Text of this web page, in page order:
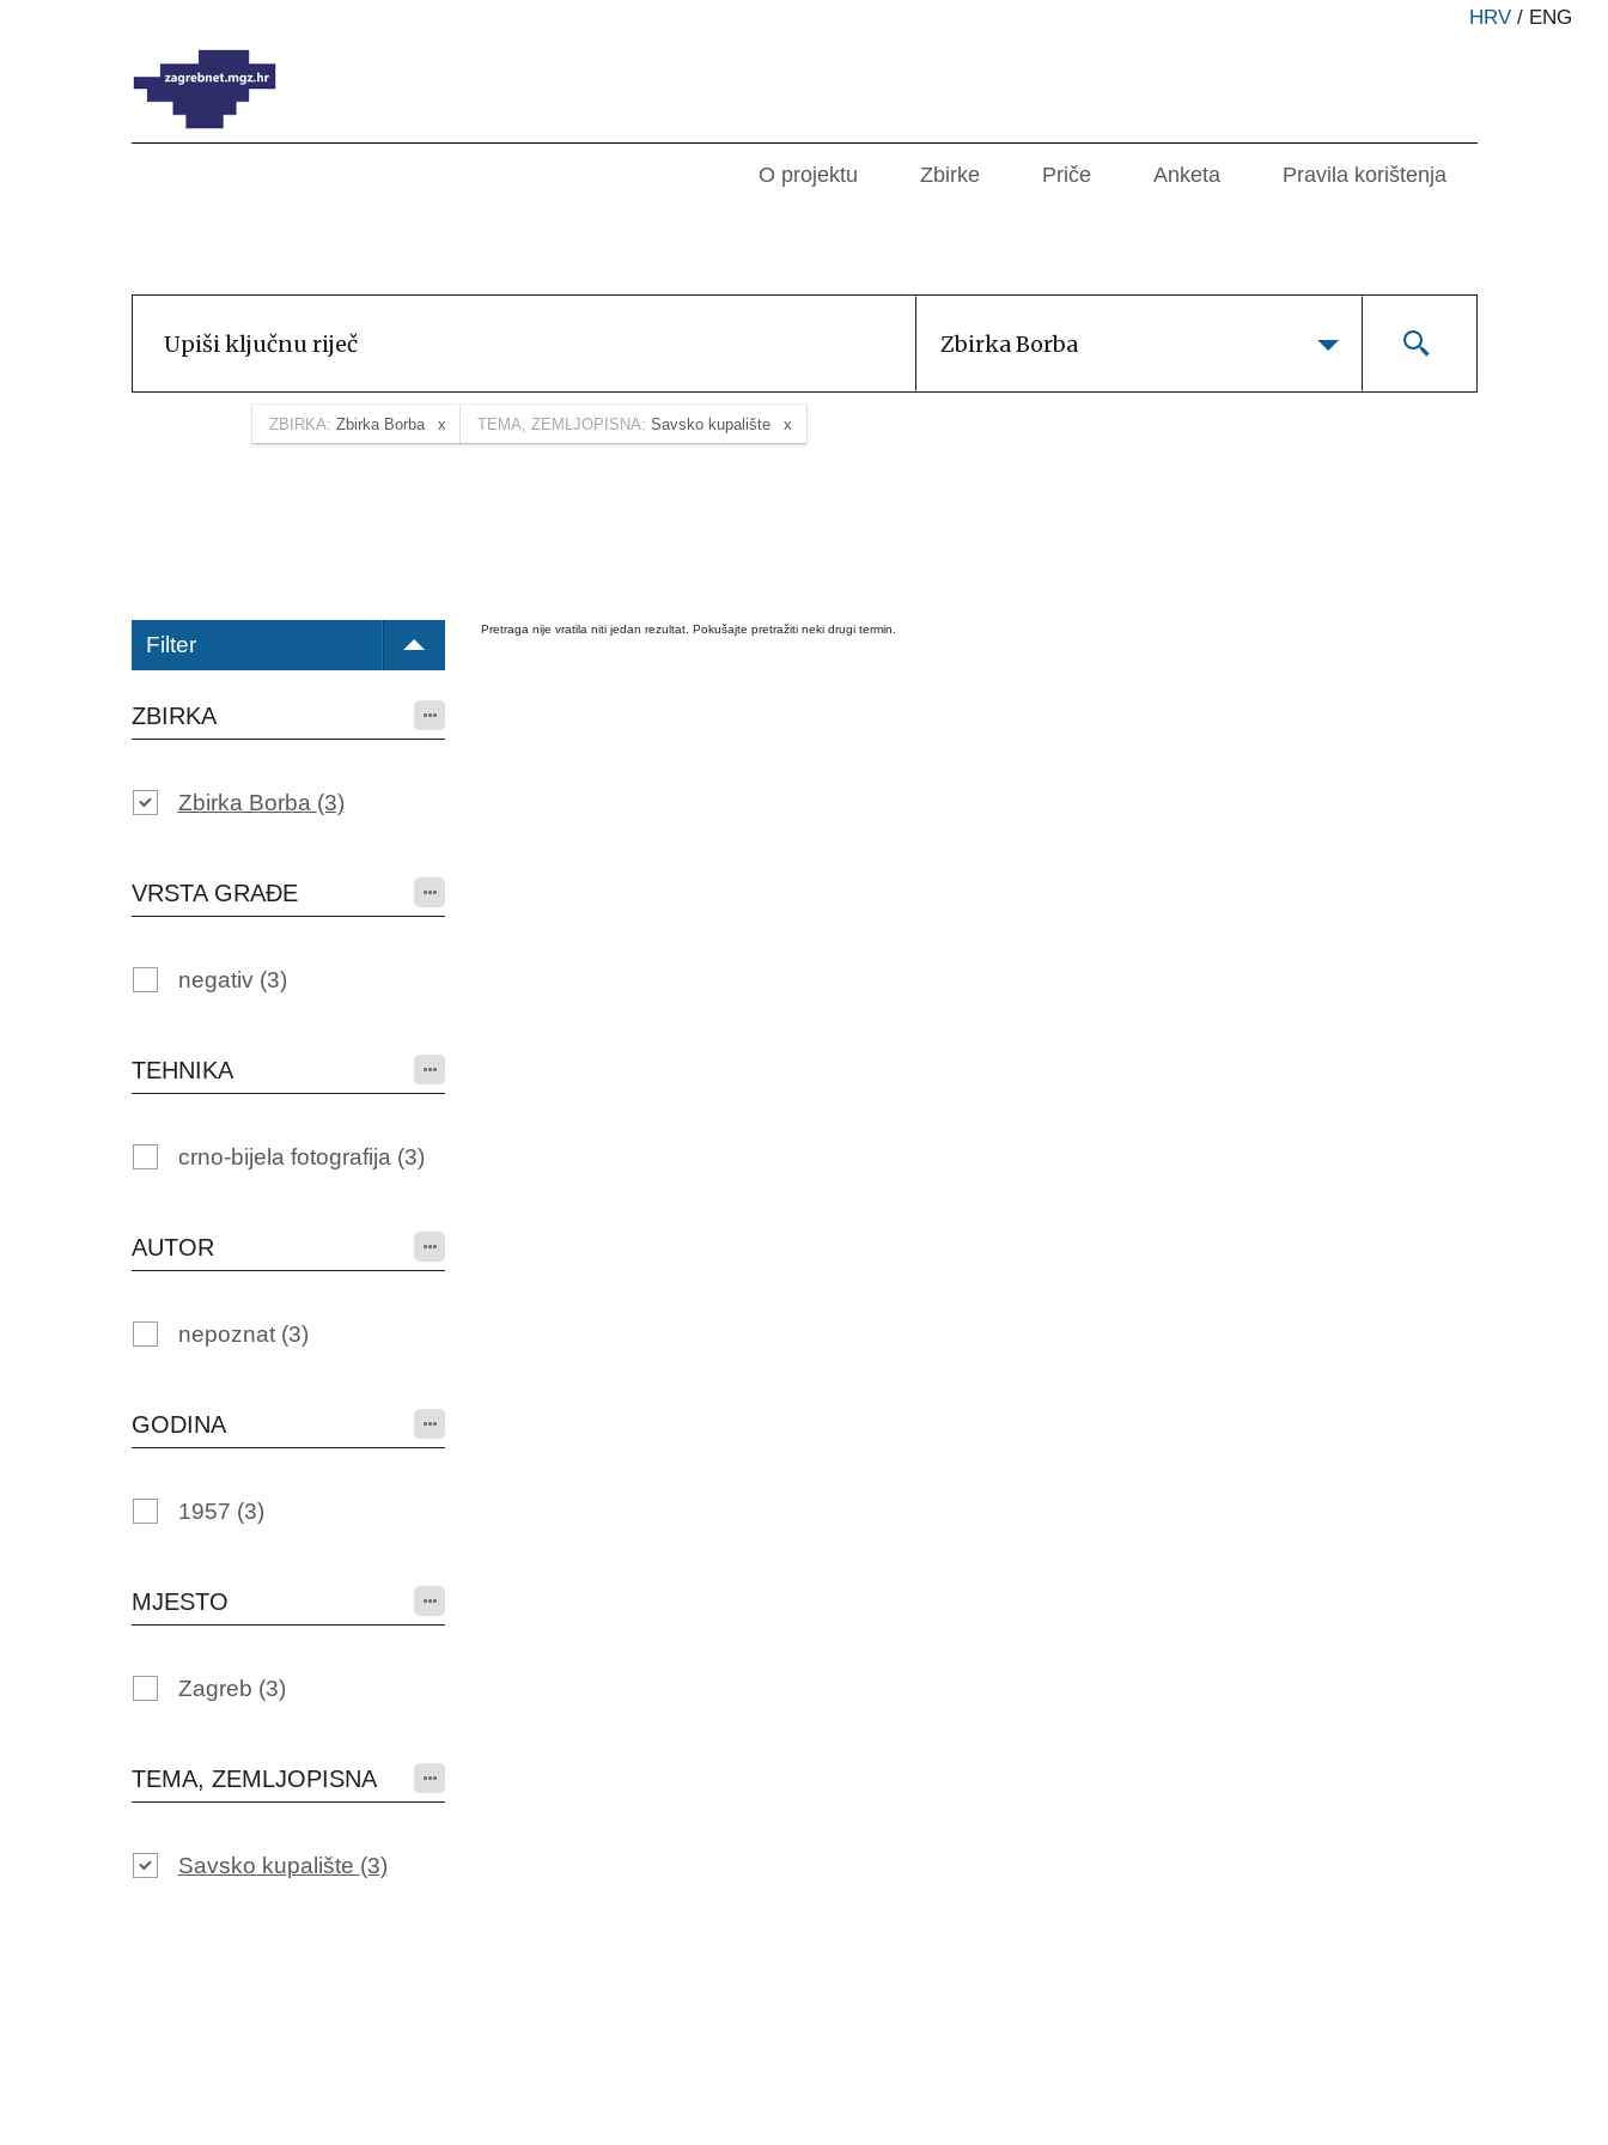
HRV / ENG
O projektu Zbirke Priče Anketa Pravila korištenja
Zbirka Borba
ZBIRKA: Zbirka Borba TEMA, ZEMLJOPISNA: Savsko kupalište
Filter
ZBIRKA
Zbirka Borba (3)
VRSTA GRAĐE
negativ (3)
TEHNIKA
crno-bijela fotografija (3)
AUTOR
nepoznat (3)
GODINA
1957 (3)
MJESTO
Zagreb (3)
TEMA, ZEMLJOPISNA
Savsko kupalište (3)
Pretraga nije vratila niti jedan rezultat. Pokušajte pretražiti neki drugi termin.